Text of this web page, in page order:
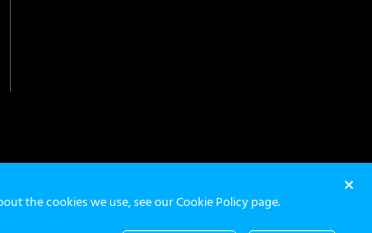
the cookies we use, see ourCookie Policy page.